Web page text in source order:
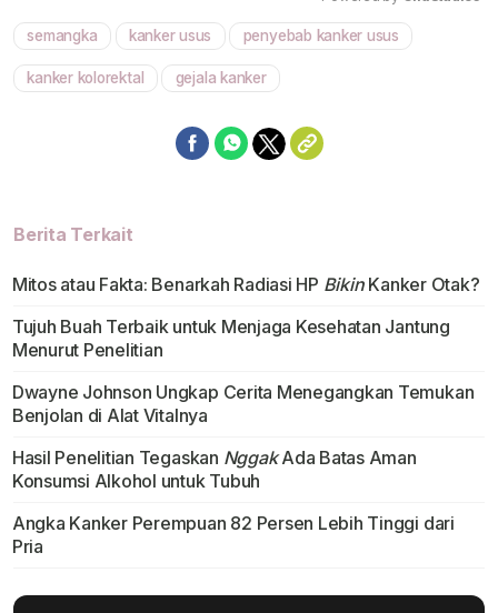
Mute
semangka kanker usus penyebab kanker usus
kanker kolorektal gejala kanker
Berita Terkait
Mitos atau Fakta: Benarkah Radiasi HP BikinKanker Otak?
Tujuh Buah Terbaik untuk Menjaga Kesehatan Jantung
Menurut Penelitian
Dwayne Johnson Ungkap Cerita Menegangkan Temukan
Benjolan di Alat Vitalnya
Hasil Penelitian Tegaskan NggakAda Batas Aman
Konsumsi Alkohol untuk Tubuh
Angka Kanker Perempuan 82 Persen Lebih Tinggi dari
Pria